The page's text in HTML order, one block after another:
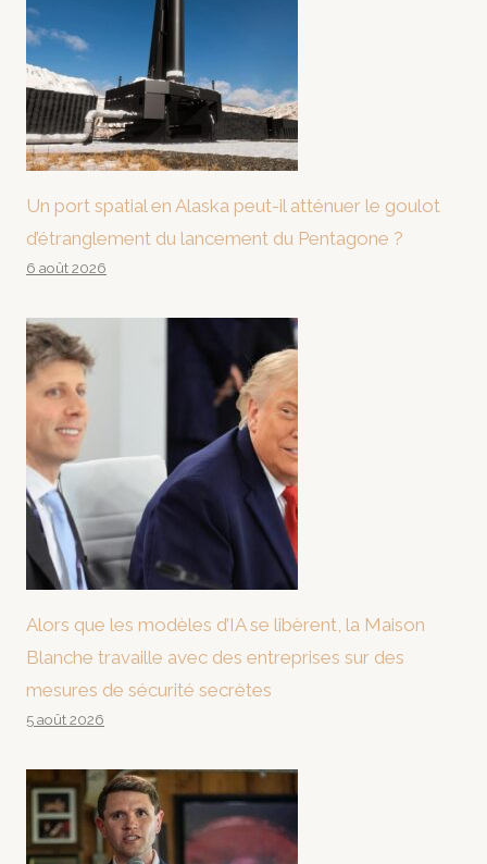
Un port spatial en Alaska peut-il atténuer le goulot
d’étranglement du lancement du Pentagone ?
6 août 2026
Alors que les modèles d’IA se libèrent, la Maison
Blanche travaille avec des entreprises sur des
mesures de sécurité secrètes
5 août 2026